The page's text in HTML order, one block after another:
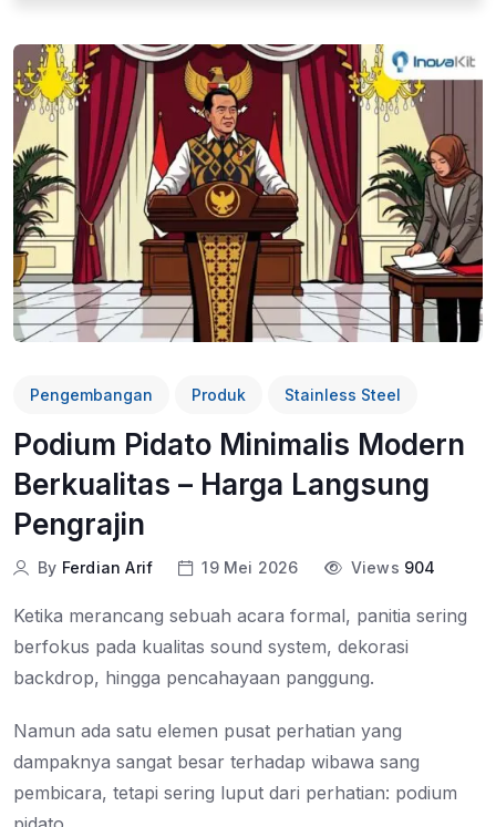
Pengembangan Produk Stainless Steel
Podium Pidato Minimalis Modern
Berkualitas – Harga Langsung
Pengrajin
By Ferdian Arif 19 Mei 2026 Views 904
Ketika merancang sebuah acara formal, panitia sering
berfokus pada kualitas sound system, dekorasi
backdrop, hingga pencahayaan panggung.
Namun ada satu elemen pusat perhatian yang
dampaknya sangat besar terhadap wibawa sang
pembicara, tetapi sering luput dari perhatian: podium